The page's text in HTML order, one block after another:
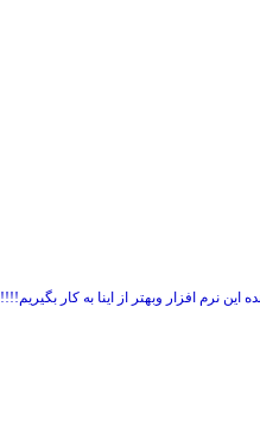
نرم افزار وبهتر از اینا به کار بگیریم!!!!